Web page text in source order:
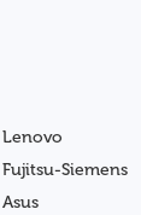
Siemens